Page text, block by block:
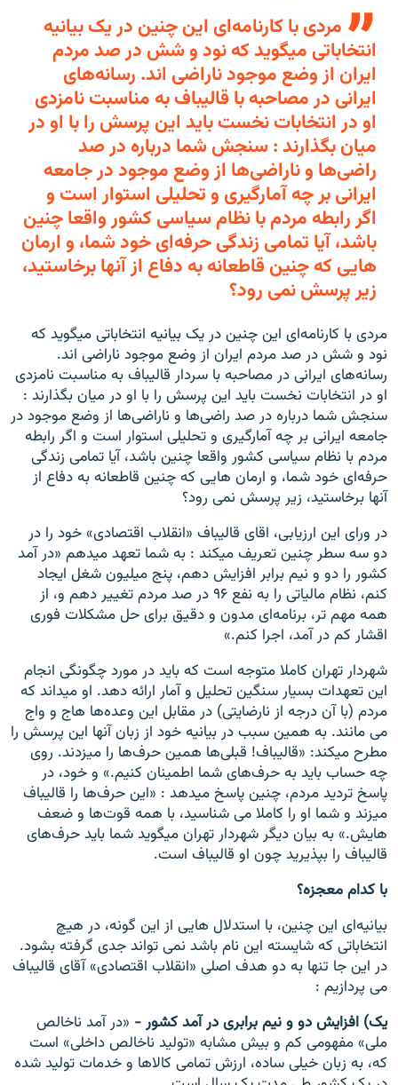
مردی با کارنامه‌ای این چنین در یک بیانیه
انتخاباتی میگوید که نود و شش در صد مردم
ایران از وضع موجود ناراضی اند. رسانه‌های
ایرانی در مصاحبه با قالیباف به مناسبت نامزدی
او در انتخابات نخست باید این پرسش را با او در
میان بگذارند : سنجش شما درباره در صد
راضی‌ها و ناراضی‌ها از وضع موجود در جامعه
ایرانی بر چه آمارگیری و تحلیلی استوار است و
اگر رابطه مردم با نظام سیاسی کشور واقعا چنین
باشد، آیا تمامی زندگی حرفه‌ای خود شما، و ارمان
هایی که چنین قاطعانه به دفاع از آنها برخاستید،
زیر پرسش نمی رود؟
مردی با کارنامه‌ای این چنین در یک بیانیه انتخاباتی میگوید که
نود و شش در صد مردم ایران از وضع موجود ناراضی اند.
رسانه‌های ایرانی در مصاحبه با سردار قالیباف به مناسبت نامزدی
او در انتخابات نخست باید این پرسش را با او در میان بگذارند :
سنجش شما درباره در صد راضی‌ها و ناراضی‌ها از وضع موجود در
جامعه ایرانی بر چه آمارگیری و تحلیلی استوار است و اگر رابطه
مردم با نظام سیاسی کشور واقعا چنین باشد، آیا تمامی زندگی
حرفه‌ای خود شما، و ارمان هایی که چنین قاطعانه به دفاع از
آنها برخاستید، زیر پرسش نمی رود؟
در ورای این ارزیابی، اقای قالیباف «انقلاب اقتصادی» خود را در
دو سه سطر چنین تعریف میکند : به شما تعهد میدهم «در آمد
کشور را دو و نیم برابر افزایش دهم، پنج میلیون شغل ایجاد
کنم، نظام مالیاتی را به نفع ۹۶ در صد مردم تغییر دهم و، از
همه مهم تر، برنامه‌ای مدون و دقیق برای حل مشکلات فوری
اقشار کم در آمد، اجرا کنم.»
شهردار تهران کاملا متوجه است که باید در مورد چگونگی انجام
این تعهدات بسیار سنگین تحلیل و آمار ارائه دهد. او میداند که
مردم (با آن درجه از نارضایتی) در مقابل این وعده‌ها هاج و واج
می مانند. به همین سبب در بیانیه خود از زبان آنها این پرسش را
مطرح میکند: «قالیباف! قبلی‌ها همین حرف‌ها را میزدند. روی
چه حساب باید به حرف‌های شما اطمینان کنیم.» و خود، در
پاسخ تردید مردم، چنین پاسخ میدهد : «این حرف‌ها را قالیباف
میزند و شما او را کاملا می شناسید، با همه قوت‌ها و ضعف
هایش.» به بیان دیگر شهردار تهران میگوید شما باید حرف‌های
قالیباف را بپذیرید چون او قالیباف است.
با کدام معجزه؟
بیانیه‌ای این چنین، با استدلال هایی از این گونه، در هیچ
انتخاباتی که شایسته این نام باشد نمی تواند جدی گرفته بشود.
در این جا تنها به دو هدف اصلی «انقلاب اقتصادی» آقای قالیباف
می پردازیم :
یک) افزایش دو و نیم برابری در آمد کشور - «در آمد ناخالص
ملی» مفهومی کم و بیش مشابه «تولید ناخالص داخلی» است
که، به زبان خیلی ساده، ارزش تمامی کالا‌ها و خدمات تولید شده